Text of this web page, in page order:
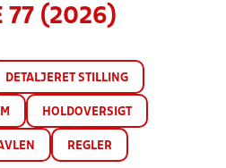
77 (2026)
DETALJERET STILLING
HOLDOVERSIGT
REGLER